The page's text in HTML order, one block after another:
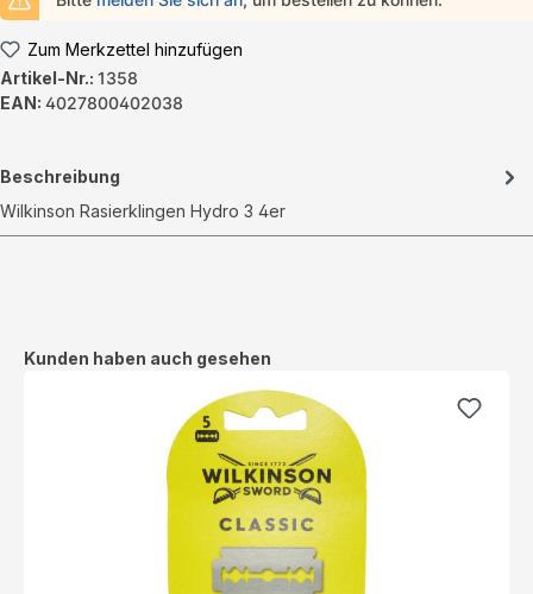
Zum Merkzettel hinzufügen
Artikel-Nr.: 1358
EAN: 4027800402038
Beschreibung
Wilkinson Rasierklingen Hydro 3 4er
Produktgalerie überspringen
Kunden haben auch gesehen